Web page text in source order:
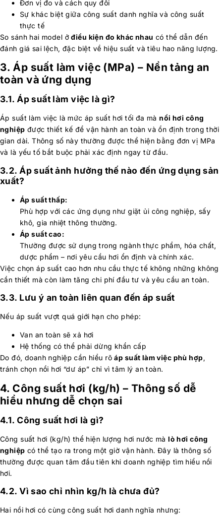
Đơn vị đo và cách quy đổi
Sự khác biệt giữa công suất danh nghĩa và công suất
thực tế
So sánh hai model ởđiều kiện đo khác nhau có thể dẫn đến
đánh giá sai lệch, đặc biệt về hiệu suất và tiêu hao năng lượng.
3. Áp suất làm việc (MPa) – Nền tảng an
toàn và ứng dụng
3.1. Áp suất làm việc là gì?
Áp suất làm việc là mức áp suất hơi tối đa mànồi hơi công
nghiệp được thiết kế để vận hành an toàn và ổn định trong thời
gian dài. Thông số này thường được thể hiện bằng đơn vị MPa
và là yếu tố bắt buộc phải xác định ngay từ đầu.
3.2. Áp suất ảnh hưởng thế nào đến ứng dụng sản
xuất?
Áp suất thấp:
Phù hợp với các ứng dụng như giặt ủi công nghiệp, sấy
khô, gia nhiệt thông thường.
Áp suất cao:
Thường được sử dụng trong ngành thực phẩm, hóa chất,
dược phẩm – nơi yêu cầu hơi ổn định và chính xác.
Việc chọn áp suất cao hơn nhu cầu thực tế không những không
cần thiết mà còn làm tăng chi phí đầu tư và yêu cầu an toàn.
3.3. Lưu ý an toàn liên quan đến áp suất
Nếu áp suất vượt quá giới hạn cho phép:
Van an toàn sẽ xả hơi
Hệ thống có thể phải dừng khẩn cấp
Do đó, doanh nghiệp cần hiểu rõáp suất làm việc phù hợp,
tránh chọn nồi hơi “dư áp” chỉ vì tâm lý an toàn.
4. Công suất hơi (kg/h) – Thông số dễ
hiểu nhưng dễ chọn sai
4.1. Công suất hơi là gì?
Công suất hơi (kg/h) thể hiện lượng hơi nước màlò hơi công
nghiệp có thể tạo ra trong một giờ vận hành. Đây là thông số
thường được quan tâm đầu tiên khi doanh nghiệp tìm hiểu nồi
hơi.
4.2. Vì sao chỉ nhìn kg/h là chưa đủ?
Hai nồi hơi có cùng công suất hơi danh nghĩa nhưng: